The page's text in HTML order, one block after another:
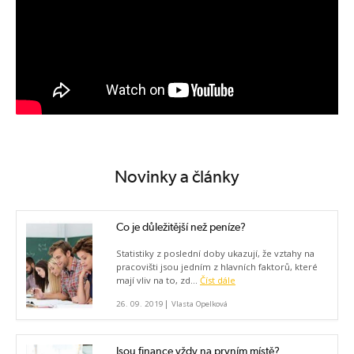
Novinky a články
Co je důležitější než peníze?
Statistiky z poslední doby ukazují, že vztahy na
pracovišti jsou jedním z hlavních faktorů, které
mají vliv na to, zd... Číst dále
26. 09. 2019 | Vlasta Opelková
Jsou finance vždy na prvním místě?